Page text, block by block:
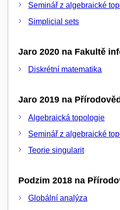
Seminář z algebraické
Simplicial sets
Jaro 2020 na Fakultě
Diskrétní matematika
Jaro 2019 na
Algebraická topologie
Seminář z algebraické
Teorie singularit
Podzim 2018 na
Globální analýza